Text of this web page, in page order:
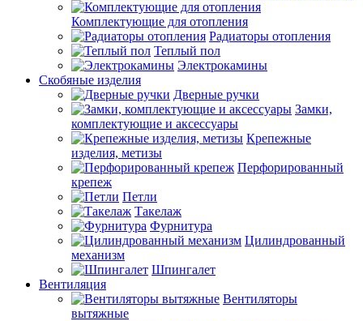
Комплектующие для отопления
Радиаторы отопления
Теплый пол
Электрокамины
Скобяные изделия
Дверные ручки
Замки,
комплектующие и аксессуары
Крепежные
изделия, метизы
Перфорированный
крепеж
Петли
Такелаж
Фурнитура
Цилиндрованный
механизм
Шпингалет
Вентиляция
Вентиляторы
вытяжные